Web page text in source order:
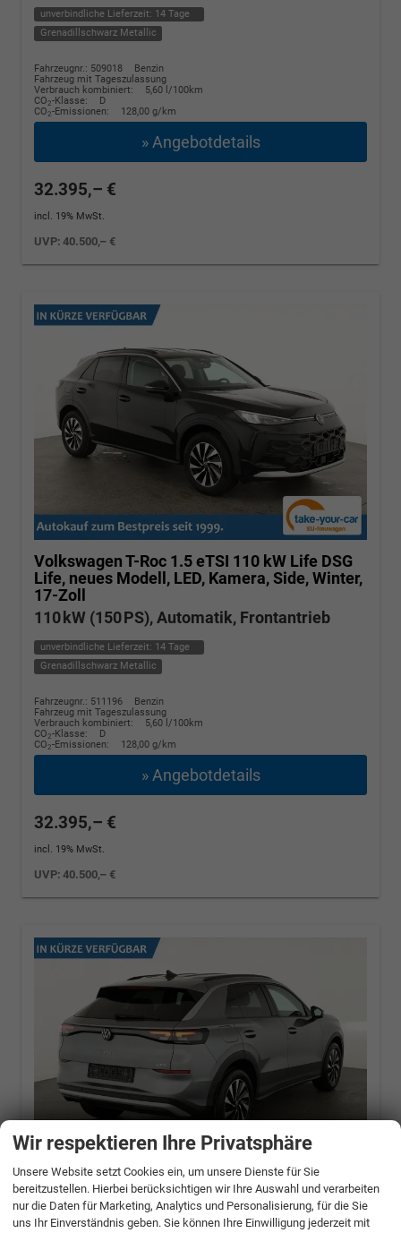
unverbindliche Lieferzeit: 14 Tage
Grenadillschwarz Metallic
Fahrzeugnr.: 509018
Benzin
Fahrzeug mit Tageszulassung
Verbrauch kombiniert:
5,60 l/100km
CO2-Klasse:
D
CO2-Emissionen: 128,00 g/km
» Angebotdetails
32.395,– €
incl. 19% MwSt.
UVP:40.500,– €
Volkswagen T-Roc 1.5 eTSI 110 kW Life DSG
Life, neues Modell, LED, Kamera, Side, Winter,
17-Zoll
110 kW (150 PS), Automatik, Frontantrieb
unverbindliche Lieferzeit: 14 Tage
Grenadillschwarz Metallic
Fahrzeugnr.: 511196
Benzin
Fahrzeug mit Tageszulassung
Verbrauch kombiniert:
5,60 l/100km
CO2-Klasse:
D
CO2-Emissionen: 128,00 g/km
» Angebotdetails
32.395,– €
incl. 19% MwSt.
UVP:40.500,– €
Volkswagen T-Roc1.5 eTSI 110 kW Life DSG
Life, neues Modell, LED, Kamera, Side, Winter,
17-Zoll
Wir respektieren Ihre Privatsphäre
Unsere Website setzt Cookies ein, um unsere Dienste für Sie
bereitzustellen. Hierbei berücksichtigen wir Ihre Auswahl und verarbeiten
nur die Daten für Marketing, Analytics und Personalisierung, für die Sie
uns Ihr Einverständnis geben. Sie können Ihre Einwilligung jederzeit mit